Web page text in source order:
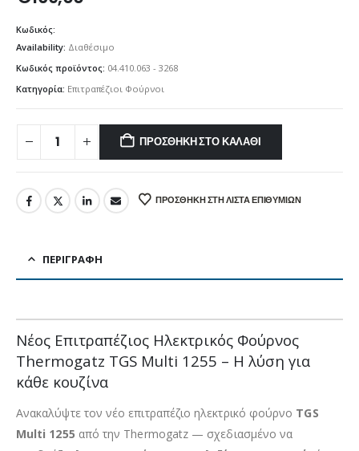
Κωδικός:
Availability: Διαθέσιμο
Κωδικός προϊόντος: 04.410.063 - 3268
Κατηγορία: Επιτραπέζιοι Φούρνοι
ΠΡΟΣΘΉΚΗ ΣΤΟ ΚΑΛΆΘΙ
ΠΡΟΣΘΉΚΗ ΣΤΗ ΛΊΣΤΑ ΕΠΙΘΥΜΙΏΝ
ΠΕΡΙΓΡΑΦΉ
Νέος Επιτραπέζιος Ηλεκτρικός Φούρνος
Thermogatz TGS Multi 1255 – Η λύση για
κάθε κουζίνα
Ανακαλύψτε τον νέο επιτραπέζιο ηλεκτρικό φούρνο TGS
Multi 1255 από την Thermogatz — σχεδιασμένο να